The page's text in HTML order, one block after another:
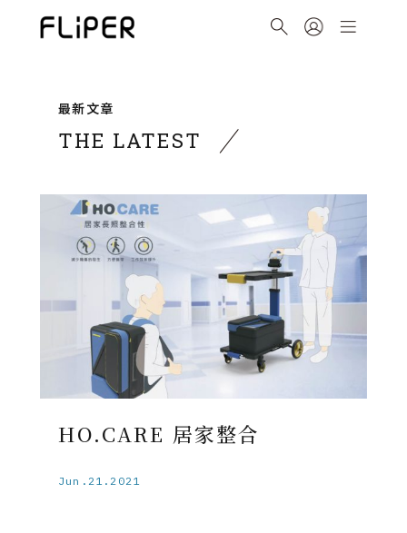
最新文章
THE LATEST
HO.CARE 居家整合
Jun.21.2021